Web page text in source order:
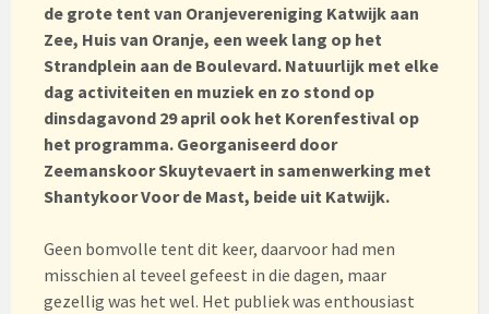
de grote tent van Oranjevereniging Katwijk aan
Zee, Huis van Oranje, een week lang op het
Strandplein aan de Boulevard. Natuurlijk met elke
dag activiteiten en muziek en zo stond op
dinsdagavond 29 april ook het Korenfestival op
het programma. Georganiseerd door
Zeemanskoor Skuytevaert in samenwerking met
Shantykoor Voor de Mast, beide uit Katwijk.
Geen bomvolle tent dit keer, daarvoor had men
misschien al teveel gefeest in die dagen, maar
gezellig was het wel. Het publiek was enthousiast